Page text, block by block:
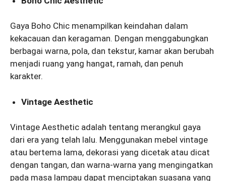
Gaya Boho Chic menampilkan keindahan dalam
kekacauan dan keragaman. Dengan menggabungkan
berbagai warna, pola, dan tekstur, kamar akan berubah
menjadi ruang yang hangat, ramah, dan penuh
karakter.
Vintage Aesthetic
Vintage Aesthetic adalah tentang merangkul gaya
dari era yang telah lalu. Menggunakan mebel vintage
atau bertema lama, dekorasi yang dicetak atau dicat
dengan tangan, dan warna-warna yang mengingatkan
pada masa lampau dapat menciptakan suasana yang